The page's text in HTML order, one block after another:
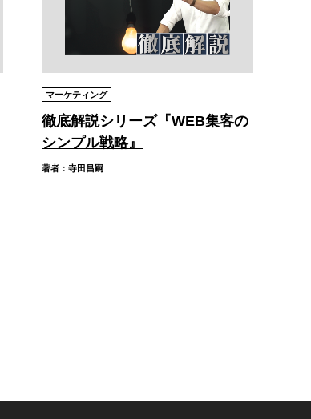
マーケティング
徹底解説シリーズ『WEB集客の
シンプル戦略』
著者：寺田昌嗣